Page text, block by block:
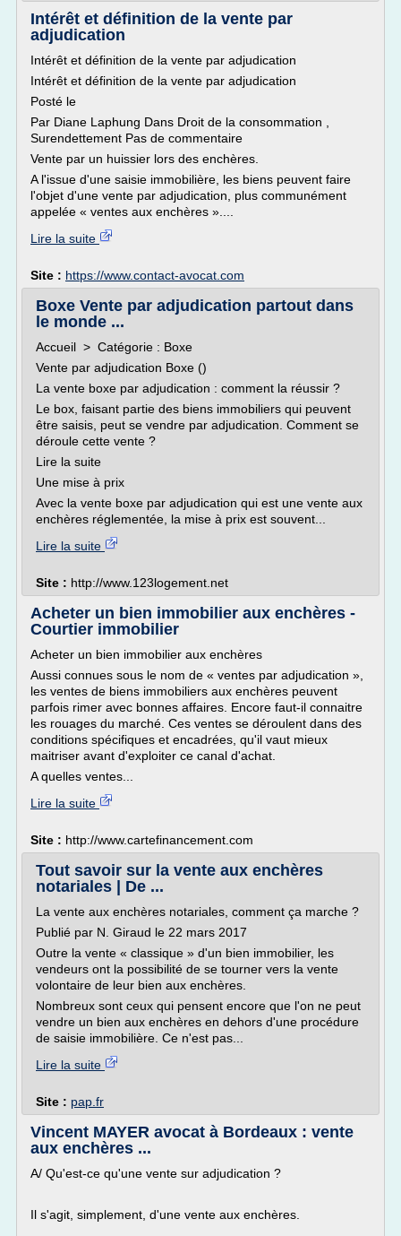
Intérêt et définition de la vente par
adjudication
Intérêt et définition de la vente par adjudication
Intérêt et définition de la vente par adjudication
Posté le
Par Diane Laphung Dans Droit de la consommation ,
Surendettement Pas de commentaire
Vente par un huissier lors des enchères.
A l'issue d'une saisie immobilière, les biens peuvent faire
l'objet d'une vente par adjudication, plus communément
appelée « ventes aux enchères »....
Lire la suite
Site : https://www.contact-avocat.com
Boxe Vente par adjudication partout dans
le monde ...
Accueil > Catégorie : Boxe
Vente par adjudication Boxe ()
La vente boxe par adjudication : comment la réussir ?
Le box, faisant partie des biens immobiliers qui peuvent
être saisis, peut se vendre par adjudication. Comment se
déroule cette vente ?
Lire la suite
Une mise à prix
Avec la vente boxe par adjudication qui est une vente aux
enchères réglementée, la mise à prix est souvent...
Lire la suite
Site : http://www.123logement.net
Acheter un bien immobilier aux enchères -
Courtier immobilier
Acheter un bien immobilier aux enchères
Aussi connues sous le nom de « ventes par adjudication »,
les ventes de biens immobiliers aux enchères peuvent
parfois rimer avec bonnes affaires. Encore faut-il connaitre
les rouages du marché. Ces ventes se déroulent dans des
conditions spécifiques et encadrées, qu'il vaut mieux
maitriser avant d'exploiter ce canal d'achat.
A quelles ventes...
Lire la suite
Site : http://www.cartefinancement.com
Tout savoir sur la vente aux enchères
notariales | De ...
La vente aux enchères notariales, comment ça marche ?
Publié par N. Giraud le 22 mars 2017
Outre la vente « classique » d'un bien immobilier, les
vendeurs ont la possibilité de se tourner vers la vente
volontaire de leur bien aux enchères.
Nombreux sont ceux qui pensent encore que l'on ne peut
vendre un bien aux enchères en dehors d'une procédure
de saisie immobilière. Ce n'est pas...
Lire la suite
Site : pap.fr
Vincent MAYER avocat à Bordeaux : vente
aux enchères ...
A/ Qu'est-ce qu'une vente sur adjudication ?
Il s'agit, simplement, d'une vente aux enchères.